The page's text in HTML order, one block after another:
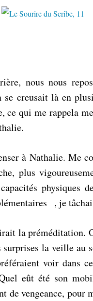
nous nous
creusait là en
ce qui me rappela
à Nathalie. Me
plus
physiques
–, je
la préméditation.
surprises la veille au
voir dans
eût été son
de vengeance, pour